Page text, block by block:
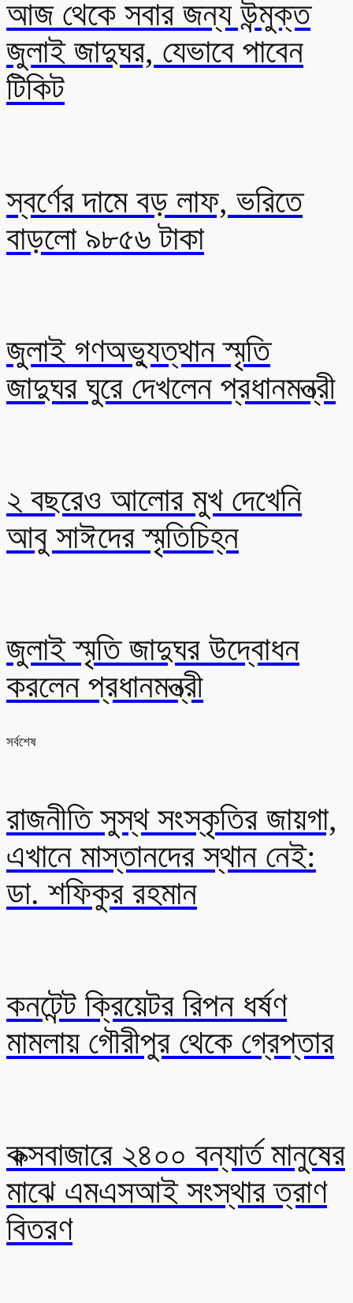
আজ থেকে সবার জন্য উন্মুক্ত
জুলাই জাদুঘর, যেভাবে পাবেন
টিকিট
স্বর্ণের দামে বড় লাফ, ভরিতে
বাড়লো ৯৮৫৬ টাকা
জুলাই গণঅভ্যুত্থান স্মৃতি
জাদুঘর ঘুরে দেখলেন প্রধানমন্ত্রী
২ বছরেও আলোর মুখ দেখেনি
আবু সাঈদের স্মৃতিচিহ্ন
জুলাই স্মৃতি জাদুঘর উদ্বোধন
করলেন প্রধানমন্ত্রী
সর্বশেষ
রাজনীতি সুস্থ সংস্কৃতির জায়গা,
এখানে মাস্তানদের স্থান নেই:
ডা. শফিকুর রহমান
কনটেন্ট ক্রিয়েটর রিপন ধর্ষণ
মামলায় গৌরীপুর থেকে গ্রেপ্তার
কক্সবাজারে ২৪০০ বন্যার্ত মানুষের
মাঝে এমএসআই সংস্থার ত্রাণ
বিতরণ